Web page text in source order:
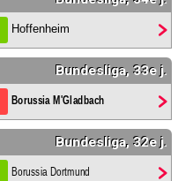
Hoffenheim
Bundesliga, 33e j.
Borussia M'Gladbach
Bundesliga, 32e j.
Borussia Dortmund